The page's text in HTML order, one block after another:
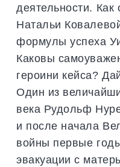
деятельности. Как
Натальи
формулы успеха
Каковы
героини кейса?
Один из
века Рудольф
и после начала
войны первые
эвакуации с